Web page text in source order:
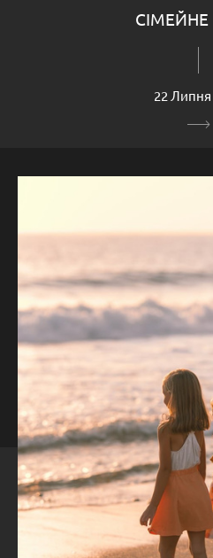
СІМЕЙНЕ
22 Липня